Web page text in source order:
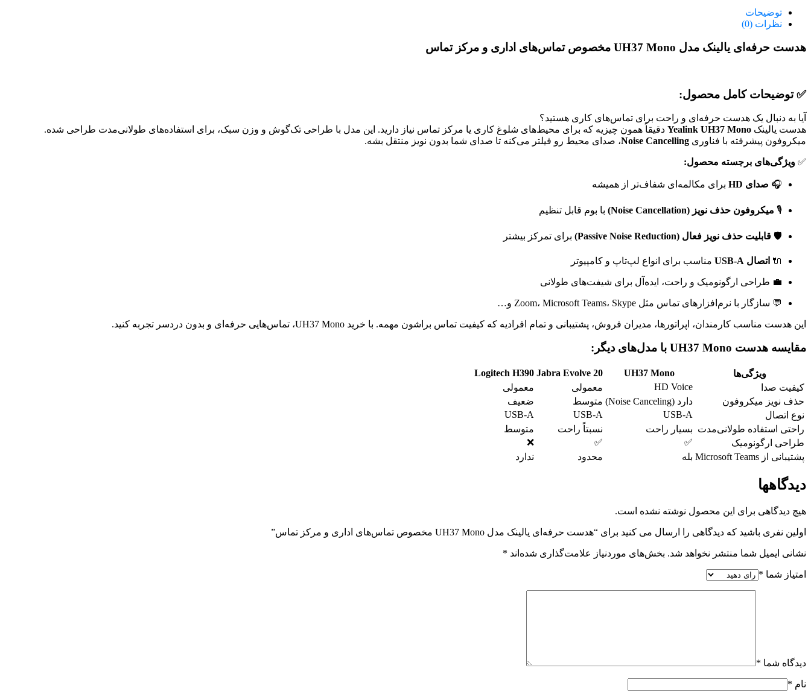
توضیحات
نظرات (0)
هدست حرفه‌ای یالینک مدل UH37 Mono مخصوص تماس‌های اداری و مرکز تماس
✅ توضیحات کامل محصول:
آیا به دنبال یک هدست حرفه‌ای و راحت برای تماس‌های کاری هستید؟
هدست یالینک Yealink UH37 Mono دقیقاً همون چیزیه که برای محیط‌های شلوغ کاری یا مرکز تماس نیاز دارید. این مدل با طراحی تک‌گوش و وزن سبک، برای استفاده‌های طولانی‌مدت طراحی شده.
میکروفون پیشرفته با فناوری Noise Cancelling، صدای محیط رو فیلتر می‌کنه تا صدای شما بدون نویز منتقل بشه.
✅ ویژگی‌های برجسته محصول:
🎧 صدای HD برای مکالمه‌ای شفاف‌تر از همیشه
🎙️ میکروفون حذف نویز (Noise Cancellation) با بوم قابل تنظیم
🛡️ قابلیت حذف نویز فعال (Passive Noise Reduction) برای تمرکز بیشتر
🔌 اتصال USB-A مناسب برای انواع لپ‌تاپ و کامپیوتر
💼 طراحی ارگونومیک و راحت، ایده‌آل برای شیفت‌های طولانی
💬 سازگار با نرم‌افزارهای تماس مثل Zoom، Microsoft Teams، Skype و…
این هدست مناسب کارمندان، اپراتورها، مدیران فروش، پشتیبانی و تمام افرادیه که کیفیت تماس براشون مهمه. با خرید UH37 Mono، تماس‌هایی حرفه‌ای و بدون دردسر تجربه کنید.
مقایسه هدست UH37 Mono با مدل‌های دیگر:
ویژگی‌ها UH37 Mono
Jabra Evolve 20
Logitech H390
کیفیت صدا
HD Voice معمولی
معمولی
حذف نویز میکروفون
دارد (Noise Canceling) متوسط
ضعیف
نوع اتصال
USB-A
USB-A
USB-A
راحتی استفاده طولانی‌مدت بسیار راحت نسبتاً راحت
متوسط
طراحی ارگونومیک
✅
✅
❌
پشتیبانی از Microsoft Teams
بله محدود ندارد
دیدگاهها
هیچ دیدگاهی برای این محصول نوشته نشده است.
اولین نفری باشید که دیدگاهی را ارسال می کنید برای “هدست حرفه‌ای یالینک مدل UH37 Mono مخصوص تماس‌های اداری و مرکز تماس”
نشانی ایمیل شما منتشر نخواهد شد. بخش‌های موردنیاز علامت‌گذاری شده‌اند *
امتیاز شما *
دیدگاه شما *
نام *